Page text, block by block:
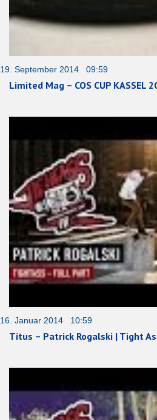
19. September 2014 09:59
Limited Mag – COS CUP KASSEL
16. Januar 2014 10:59
Titus – Patrick Rogalski | Tight